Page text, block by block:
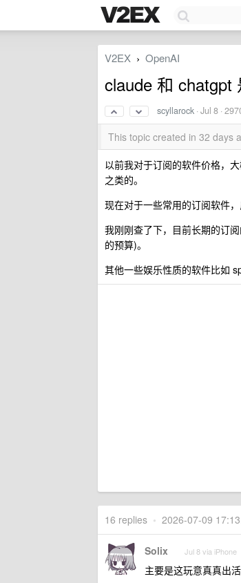
V2EX › OpenAI
claude 和 chatgpt
scyllarock ·Jul 8 ·
This topic created in 32 days
以前我对于订阅的软件价格，
之类的。
现在对于一些常用的订阅软件
我刚刚查了下，目前长期的订
的预算)。
其他一些娱乐性质的软件比如
16 replies • 2026-07-09
Solix Jul 8 via iPhone
主要是这玩意真真出